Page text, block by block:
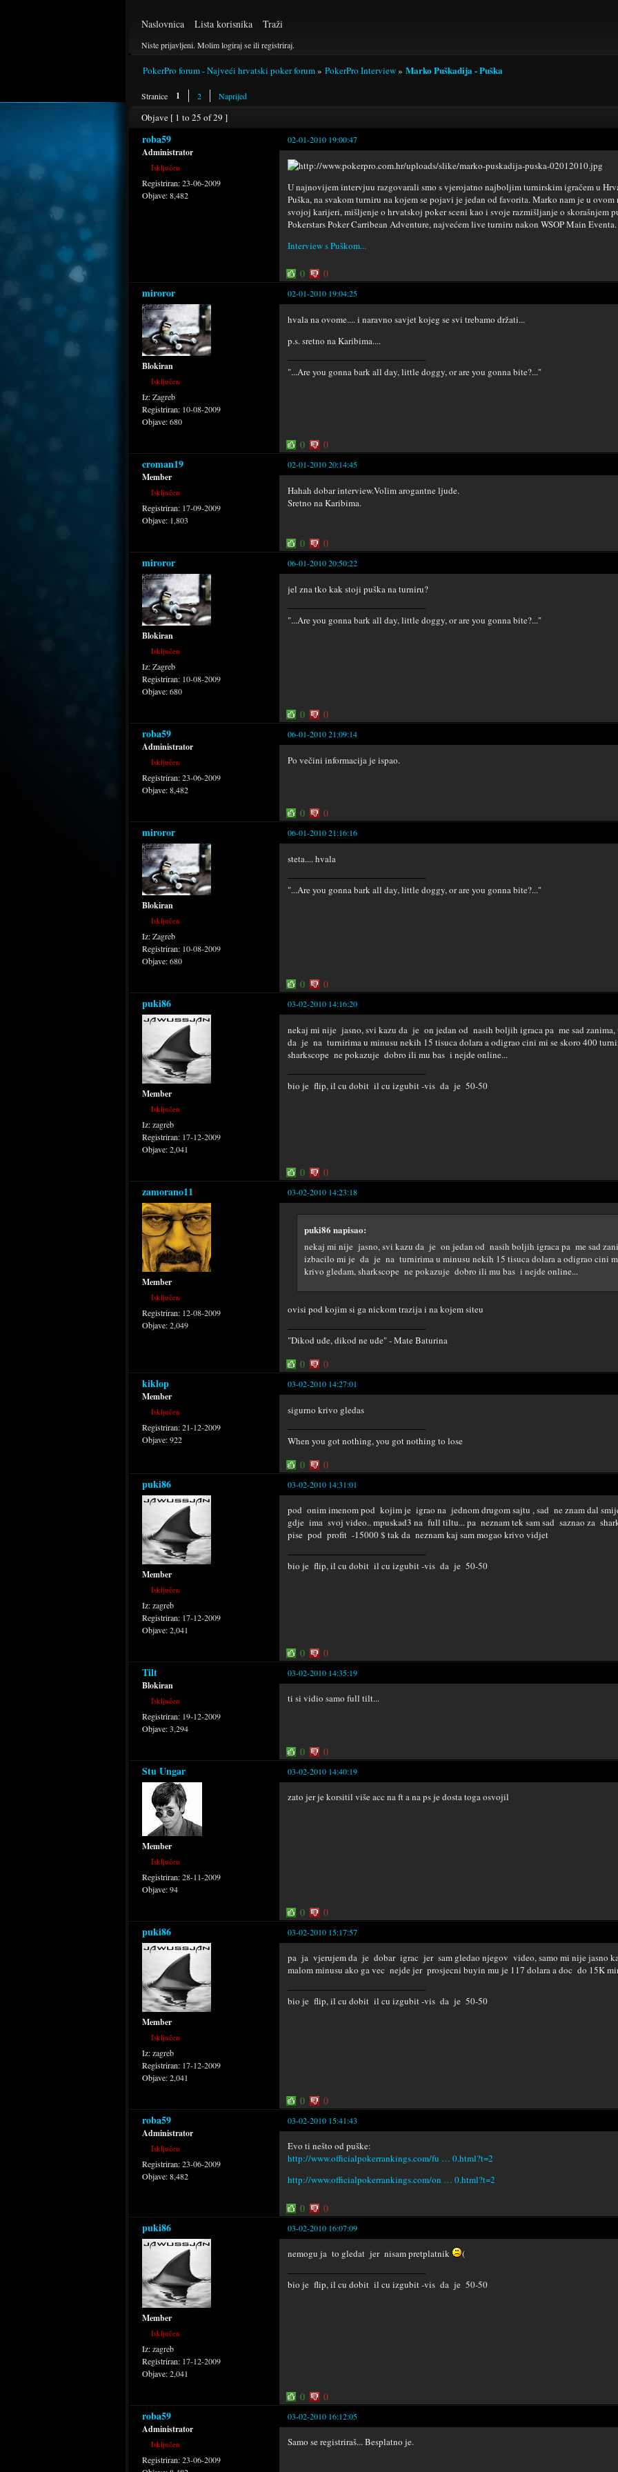
Naslovnica Lista korisnika Traži
Niste prijavljeni. Molim logiraj se ili registriraj.
PokerPro forum - Najveći hrvatski poker forum» PokerPro Interview» Marko Puškadija - Puška
Stranice 1 2 Naprijed
Objave [ 1 to 25 of 29 ]
roba59 02-01-2010 19:00:47
Administrator
Isključen
Registriran:23-06-2009
Objave:8,482
U najnovijem intervjuu razgovarali smo s vjerojatno najboljim turnirskim igračem u
Puška, na svakom turniru na kojem se pojavi je jedan od favorita. Marko nam je u
svojoj karijeri, mišljenje o hrvatskoj poker sceni kao i svoje razmišljanje o skorašnjem
Pokerstars Poker Carribean Adventure, najvećem live turniru nakon WSOP Main Eventa.
Interview s Puškom...
0 0
miroror 02-01-2010 19:04:25
Blokiran
Isključen
Iz:Zagreb
Registriran: 10-08-2009
Objave:680
hvala na ovome.... i naravno savjet kojeg se svi trebamo držati...
p.s. sretno na Karibima....
"...Are you gonna bark all day, little doggy, or are you gonna bite?..."
0 0
croman19 02-01-2010 20:14:45
Member
Isključen
Registriran: 17-09-2009
Objave: 1,803
Hahah dobar interview.Volim arogantne ljude.
Sretno na Karibima.
0 0
miroror 06-01-2010 20:50:22
Blokiran
Isključen
Iz:Zagreb
Registriran: 10-08-2009
Objave:680
jel zna tko kak stoji puška na turniru?
"...Are you gonna bark all day, little doggy, or are you gonna bite?..."
0 0
roba59 06-01-2010 21:09:14
Administrator
Isključen
Registriran:23-06-2009
Objave:8,482
Po večini informacija je ispao.
0 0
miroror 06-01-2010 21:16:16
Blokiran
Isključen
Iz:Zagreb
Registriran: 10-08-2009
Objave:680
steta.... hvala
"...Are you gonna bark all day, little doggy, or are you gonna bite?..."
0 0
puki86 03-02-2010 14:16:20
Member
Isključen
Iz:zagreb
Registriran: 17-12-2009
Objave:2,041
nekaj mi nije jasno, svi kazu da je on jedan od nasih boljih igraca pa me sad
da je na turnirima u minusu nekih 15 tisuca dolara a odigrao cini mi se skoro 400
sharkscope ne pokazuje dobro ili mu bas i nejde online...
bio je flip, il cu dobit il cu izgubit -vis da je 50-50
0 0
zamorano11 03-02-2010 14:23:18
Member
Isključen
Registriran: 12-08-2009
Objave:2,049
puki86 napisao:
nekaj mi nije jasno, svi kazu da je on jedan od nasih boljih igraca pa me sad
izbacilo mi je da je na turnirima u minusu nekih 15 tisuca dolara a odigrao cini
krivo gledam, sharkscope ne pokazuje dobro ili mu bas i nejde online...
ovisi pod kojim si ga nickom trazija i na kojem siteu
"Dikod uđe, dikod ne uđe" - Mate Baturina
0 0
kiklop 03-02-2010 14:27:01
Member
Isključen
Registriran:21-12-2009
Objave:922
sigurno krivo gledas
When you got nothing, you got nothing to lose
0 0
puki86 03-02-2010 14:31:01
Member
Isključen
Iz:zagreb
Registriran: 17-12-2009
Objave:2,041
pod onim imenom pod kojim je igrao na jednom drugom sajtu , sad ne znam dal
gdje ima svoj video.. mpuskad3 na full tiltu... pa neznam tek sam sad saznao za
pise pod profit -15000 $ tak da neznam kaj sam mogao krivo vidjet
bio je flip, il cu dobit il cu izgubit -vis da je 50-50
0 0
Tilt 03-02-2010 14:35:19
Blokiran
Isključen
Registriran: 19-12-2009
Objave:3,294
ti si vidio samo full tilt...
0 0
Stu Ungar 03-02-2010 14:40:19
Member
Isključen
Registriran:28-11-2009
Objave:94
zato jer je korsitil više acc na ft a na ps je dosta toga osvojil
0 0
puki86 03-02-2010 15:17:57
Member
Isključen
Iz:zagreb
Registriran: 17-12-2009
Objave:2,041
pa ja vjerujem da je dobar igrac jer sam gledao njegov video, samo mi nije jasno
malom minusu ako ga vec nejde jer prosjecni buyin mu je 117 dolara a doc do 15K
bio je flip, il cu dobit il cu izgubit -vis da je 50-50
0 0
roba59 03-02-2010 15:41:43
Administrator
Isključen
Registriran:23-06-2009
Objave:8,482
Evo ti nešto od puške:
http://www.officialpokerrankings.com/fu … 0.html?t=2
http://www.officialpokerrankings.com/on … 0.html?t=2
0 0
puki86 03-02-2010 16:07:09
Member
Isključen
Iz:zagreb
Registriran: 17-12-2009
Objave:2,041
nemogu ja to gledat jer nisam pretplatnik (
bio je flip, il cu dobit il cu izgubit -vis da je 50-50
0 0
roba59 03-02-2010 16:12:05
Administrator
Isključen
Registriran:23-06-2009
Samo se registriraš... Besplatno je.